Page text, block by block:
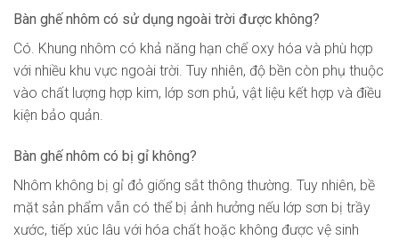
Bàn ghế nhôm có sử dụng ngoài trời được không?
Có. Khung nhôm có khả năng hạn chế oxy hóa và phù hợp
với nhiều khu vực ngoài trời. Tuy nhiên, độ bền còn phụ thuộc
vào chất lượng hợp kim, lớp sơn phủ, vật liệu kết hợp và điều
kiện bảo quản.
Bàn ghế nhôm có bị gỉ không?
Nhôm không bị gỉ đỏ giống sắt thông thường. Tuy nhiên, bề
mặt sản phẩm vẫn có thể bị ảnh hưởng nếu lớp sơn bị trầy
xước, tiếp xúc lâu với hóa chất hoặc không được vệ sinh